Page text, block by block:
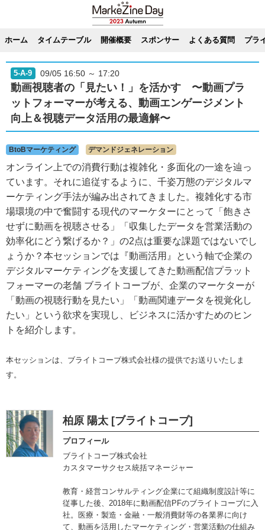
ホーム タイムテーブル 開催概要 スポンサー よくある質問 プラ
5-A-9 09/05 16:50 ～ 17:20
動画視聴者の「見たい！」を活かす 〜動画プラ
ットフォーマーが考える、動画エンゲージメント
向上＆視聴データ活用の最適解〜
BtoBマーケティング デマンドジェネレーション
オンライン上での消費行動は複雑化・多面化の一途を辿っ
ています。それに追従するように、千姿万態のデジタルマ
ーケティング手法が編み出されてきました。複雑化する市
場環境の中で奮闘する現代のマーケターにとって「飽きさ
せずに動画を視聴させる」「収集したデータを営業活動の
効率化にどう繋げるか？」の2点は重要な課題ではないでし
ょうか？本セッションでは『動画活用』という軸で企業の
デジタルマーケティングを支援してきた動画配信プラット
フォーマーの老舗 ブライトコーブが、企業のマーケターが
「動画の視聴行動を見たい」「動画関連データを視覚化し
たい」という欲求を実現し、ビジネスに活かすためのヒン
トを紹介します。
本セッションは、ブライトコーブ株式会社様の提供でお送りいたしま
す。
柏原 陽太 [ブライトコーブ]
プロフィール
ブライトコーブ株式会社
カスタマーサクセス統括マネージャー
教育・経営コンサルティング企業にて組織制度設計等に
従事した後、2018年に動画配信PFのブライトコーブに入
社。医療・製造・金融・一般消費財等の各業界に向け
て、動画を活用したマーケティング・営業活動の仕組み